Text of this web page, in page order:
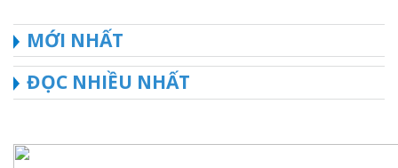
MỚI NHẤT
ĐỌC NHIỀU NHẤT